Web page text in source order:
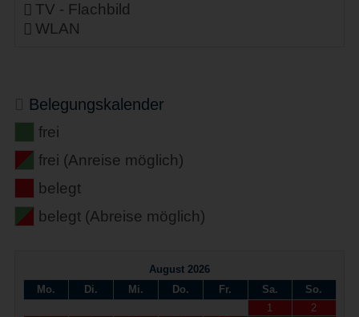
TV - Flachbild
WLAN
Belegungskalender
frei
frei (Anreise möglich)
belegt
belegt (Abreise möglich)
August 2026
Mo.
Di. Mi. Do. Fr. Sa.
So.
1
2